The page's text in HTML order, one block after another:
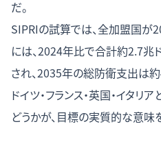
だ。
SIPRIの試算では、全加盟国が
には、2024年比で合計約2.7
され、2035年の総防衛支出は
ドイツ・フランス・英国・イタ
どうかが、目標の実質的な意味